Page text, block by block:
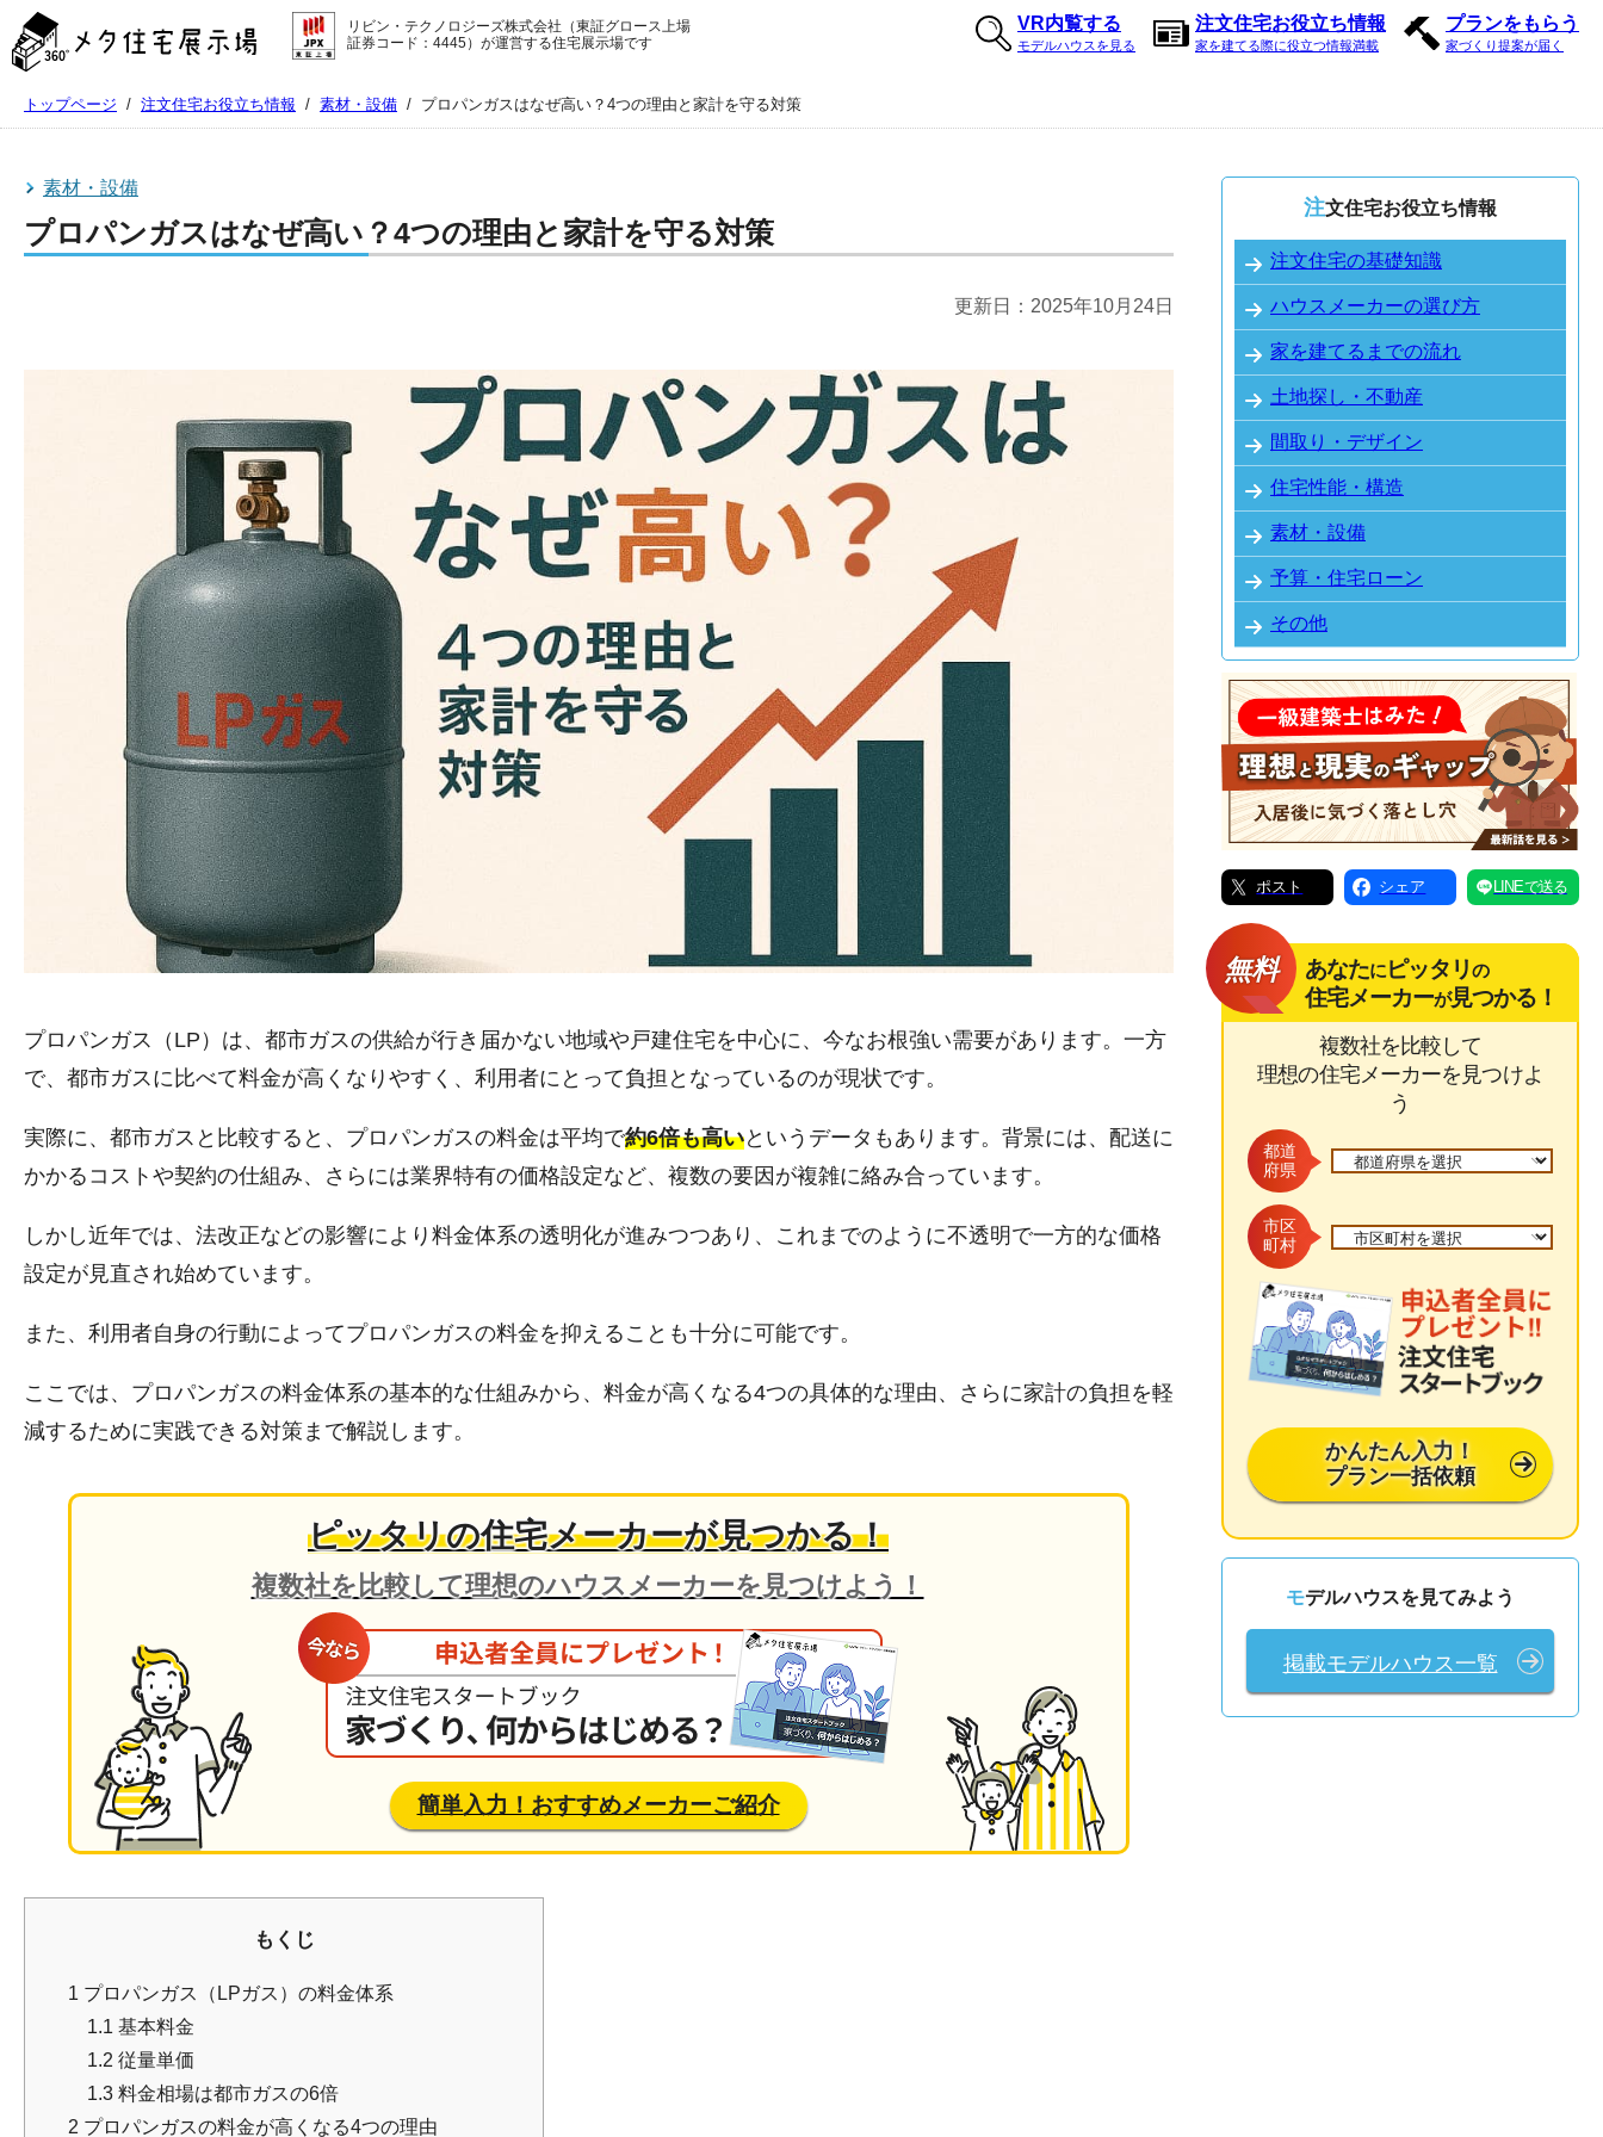
タ
住
示
リビン・テクノロジーズ株式会社（東証グロース上場
証券コード：4445）が運営する住宅展示場です
VR内覧する
モデルハウスを見る
注文住宅お役立ち情報
家を建てる際に役立つ情報満載
プランをもらう
家づくり提案が届く
トップページ / 注文住宅お役立ち情報 / 素材・設備 / プロパンガスはなぜ高い？4つの理由と家計を守る対策
素材・設備
プロパンガスはなぜ高い？4つの理由と家計を守る対策
更新日： 2025年10月24日
プロパンガス（LP）は、都市ガスの供給が行き届かない地域や戸建住宅を中心に、今なお根強い需要があります。一方
で、都市ガスに比べて料金が高くなりやすく、利用者にとって負担となっているのが現状です。
実際に、都市ガスと比較すると、プロパンガスの料金は平均で約6倍も高いというデータもあります。背景には、配送に
かかるコストや契約の仕組み、さらには業界特有の価格設定など、複数の要因が複雑に絡み合っています。
しかし近年では、法改正などの影響により料金体系の透明化が進みつつあり、これまでのように不透明で一方的な価格
設定が見直され始めています。
また、利用者自身の行動によってプロパンガスの料金を抑えることも十分に可能です。
ここでは、プロパンガスの料金体系の基本的な仕組みから、料金が高くなる4つの具体的な理由、さらに家計の負担を軽
減するために実践できる対策まで解説します。
ピッタリの住宅メーカーが見つかる！
複数社を比較して理想のハウスメーカーを見つけよう！
簡単入力！おすすめメーカーご紹介
もくじ
1 プロパンガス（LPガス）の料金体系
1.1 基本料金
1.2 従量単価
1.3 料金相場は都市ガスの6倍
2 プロパンガスの料金が高くなる4つの理由
注文住宅お役立ち情報
注文住宅の基礎知識
ハウスメーカーの選び方
家を建てるまでの流れ
土地探し・不動産
間取り・デザイン
住宅性能・構造
素材・設備
予算・住宅ローン
その他
ポスト シェア LINEで送る
無料 あなたにピッタリの
住宅メーカーが見つかる！
複数社を比較して
理想の住宅メーカーを見つけよ
う
都道
府県
市区
町村
かんたん入力！
プラン一括依頼
モデルハウスを見てみよう
掲載モデルハウス一覧